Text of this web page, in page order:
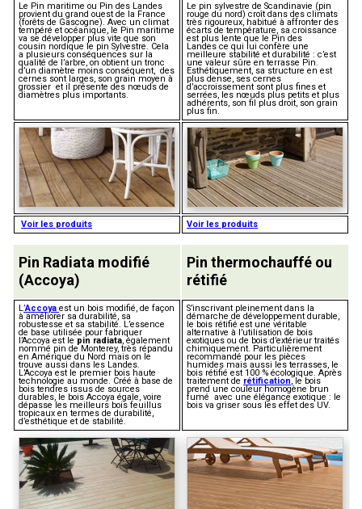
Le Pin maritime ou Pin des Landes
provient du grand ouest de la France
(forêts de Gascogne). Avec un climat
tempéré et océanique, le Pin maritime
va se développer plus vite que son
cousin nordique le pin Sylvestre. Cela
a plusieurs conséquences sur la
qualité de l’arbre, on obtient un tronc
d’un diamètre moins conséquent, des
cernes sont larges, son grain moyen à
grossier et il présente des nœuds de
diamètres plus importants.
Le pin sylvestre de Scandinavie (pin
rouge du nord) croît dans des climats
très rigoureux, habitué à affronter des
écarts de température, sa croissance
est plus lente que le Pin des
Landes ce qui lui confère une
meilleure stabilité et durabilité : c’est
une valeur sûre en terrasse Pin.
Esthétiquement, sa structure en est
plus dense, ses cernes
d’accroissement sont plus fines et
serrées, les nœuds plus petits et plus
adhérents, son fil plus droit, son grain
plus fin.
Voir les produits Voir les produits
Pin Radiata modifié
(Accoya)
Pin thermochauffé ou
rétifié
L’Accoya est un bois modifié, de façon
à améliorer sa durabilité, sa
robustesse et sa stabilité. L’essence
de base utilisée pour fabriquer
l’Accoya est le pin radiata, également
nommé pin de Monterey, très répandu
en Amérique du Nord mais on le
trouve aussi dans les Landes.
L’Accoya est le premier bois haute
technologie au monde. Créé à base de
bois tendres issus de sources
durables, le bois Accoya égale, voire
dépasse les meilleurs bois feuillus
tropicaux en termes de durabilité,
d’esthétique et de stabilité.
S’inscrivant pleinement dans la
démarche de développement durable,
le bois rétifié est une véritable
alternative à l’utilisation de bois
exotiques ou de bois d’extérieur traités
chimiquement. Particulièrement
recommandé pour les pièces
humides mais aussi les terrasses, le
bois rétifié est 100 % écologique. Après
traitement de rétification, le bois
prend une couleur homogène brun
fumé avec une élégance exotique : le
bois va griser sous les effet des UV.